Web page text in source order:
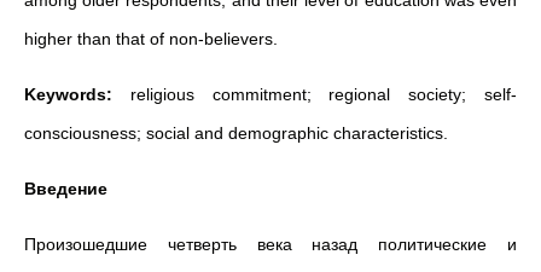
higher than that of non-believers.
Keywords: religious commitment; regional society; self-
consciousness; social and demographic characteristics.
Введение
Произошедшие четверть века назад политические и